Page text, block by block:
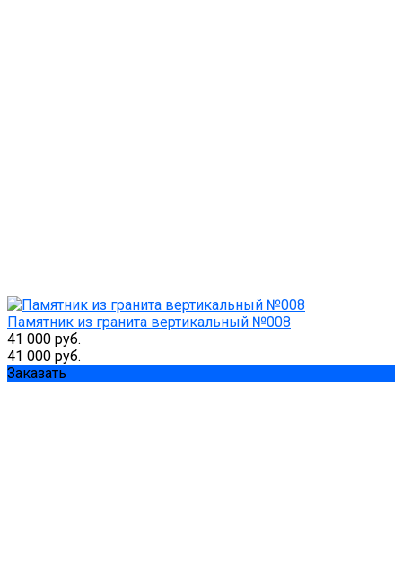
Памятник из гранита вертикальный №008
41 000 руб.
41 000 руб.
Заказать